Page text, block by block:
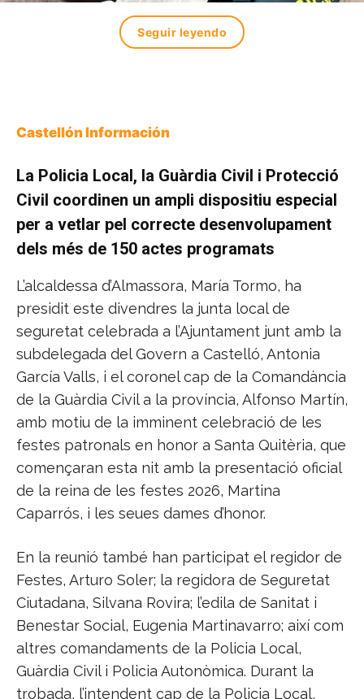
Seguir leyendo
Castellón Información
La Policia Local, la Guàrdia Civil i Protecció
Civil coordinen un ampli dispositiu especial
per a vetlar pel correcte desenvolupament
dels més de 150 actes programats
L’alcaldessa d’Almassora, María Tormo, ha
presidit este divendres la junta local de
seguretat celebrada a l’Ajuntament junt amb la
subdelegada del Govern a Castelló, Antonia
García Valls, i el coronel cap de la Comandància
de la Guàrdia Civil a la província, Alfonso Martín,
amb motiu de la imminent celebració de les
festes patronals en honor a Santa Quitèria, que
començaran esta nit amb la presentació oficial
de la reina de les festes 2026, Martina
Caparrós, i les seues dames d’honor.
En la reunió també han participat el regidor de
Festes, Arturo Soler; la regidora de Seguretat
Ciutadana, Silvana Rovira; l’edila de Sanitat i
Benestar Social, Eugenia Martinavarro; així com
altres comandaments de la Policia Local,
Guàrdia Civil i Policia Autonòmica. Durant la
trobada, l’intendent cap de la Policia Local,